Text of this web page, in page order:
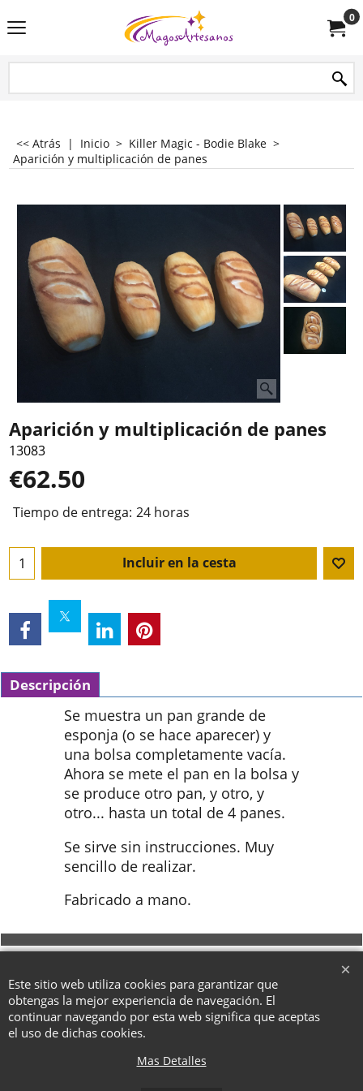
0
<< Atrás | Inicio > Killer Magic - Bodie Blake >
Aparición y multiplicación de panes
Aparición y multiplicación de panes
13083
€62.50
Tiempo de entrega: 24 horas
Incluir en la cesta
Descripción
Se muestra un pan grande de
esponja (o se hace aparecer) y
una bolsa completamente vacía.
Ahora se mete el pan en la bolsa y
se produce otro pan, y otro, y
otro... hasta un total de 4 panes.
Se sirve sin instrucciones. Muy
sencillo de realizar.
Fabricado a mano.
Este sitio web utiliza cookies para garantizar que
obtengas la mejor experiencia de navegación. El
continuar navegando por esta web significa que aceptas
el uso de dichas cookies.
Mas Detalles